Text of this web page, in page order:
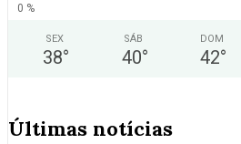
0 %
SEX
38°
SÁB
40°
DOM
42°
Últimas notícias